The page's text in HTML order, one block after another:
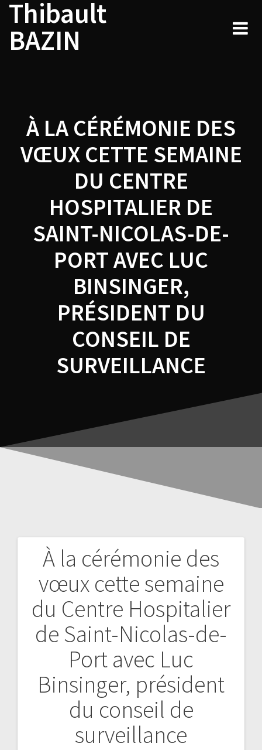
Skip
content
Thibault
BAZIN
À LA CÉRÉMONIE DES
VŒUX CETTE SEMAINE
DU CENTRE
HOSPITALIER DE
SAINT-NICOLAS-DE-
PORT AVEC LUC
BINSINGER,
PRÉSIDENT DU
CONSEIL DE
SURVEILLANCE
À la cérémonie des
vœux cette semaine
du Centre Hospitalier
de Saint-Nicolas-de-
Port avec Luc
Binsinger, président
du conseil de
surveillance
Navigation
de